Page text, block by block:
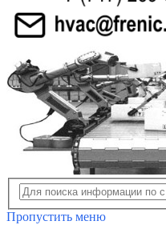
Пропустить меню